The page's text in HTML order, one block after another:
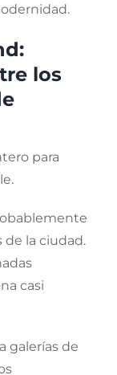
los
para
de la ciudad.
casi
galerías de